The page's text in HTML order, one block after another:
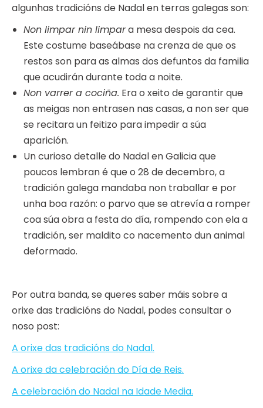
algunhas tradicións de Nadal en terras galegas son:
Non limpar nin limpara mesa despois da cea.
Este costume baseábase na crenza de que os
restos son para as almas dos defuntos da familia
que acudirán durante toda a noite.
Non varrer a cociña. Era o xeito de garantir que
as meigas non entrasen nas casas, a non ser que
se recitara un feitizo para impedir a súa
aparición.
Un curioso detalle do Nadal en Galicia que
poucos lembran é que o 28 de decembro, a
tradición galega mandaba non traballar e por
unha boa razón: o parvo que se atrevía a romper
coa súa obra a festa do día, rompendo con ela a
tradición, ser maldito co nacemento dun animal
deformado.
Por outra banda, se queres saber máis sobre a
orixe das tradicións do Nadal, podes consultar o
noso post:
A orixe das tradicións do Nadal.
A orixe da celebración do Día de Reis.
A celebración do Nadal na Idade Media.